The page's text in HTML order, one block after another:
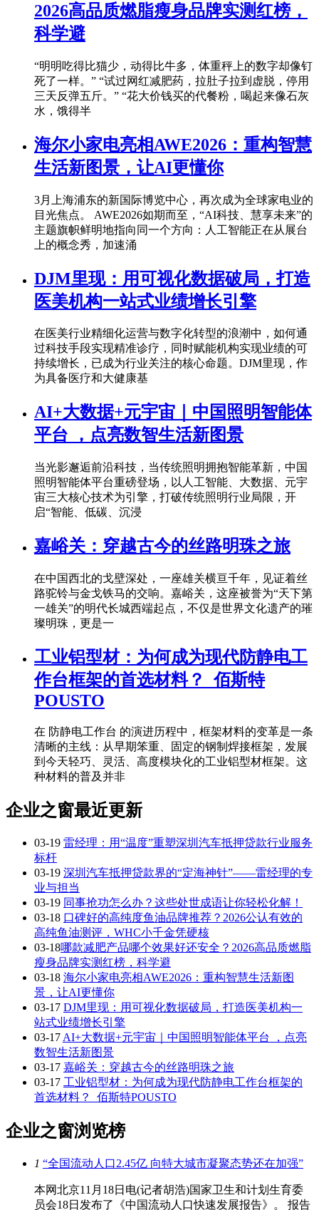
2026高品质燃脂瘦身品牌实测红榜，
科学避
“明明吃得比猫少，动得比牛多，体重秤上的数字却像钉
死了一样。” “试过网红减肥药，拉肚子拉到虚脱，停用
三天反弹五斤。” “花大价钱买的代餐粉，喝起来像石灰
水，饿得半
海尔小家电亮相AWE2026：重构智慧
生活新图景，让AI更懂你
3月上海浦东的新国际博览中心，再次成为全球家电业的
目光焦点。 AWE2026如期而至，“AI科技、慧享未来”的
主题旗帜鲜明地指向同一个方向：人工智能正在从展台
上的概念秀，加速涌
DJM里现：用可视化数据破局，打造
医美机构一站式业绩增长引擎
在医美行业精细化运营与数字化转型的浪潮中，如何通
过科技手段实现精准诊疗，同时赋能机构实现业绩的可
持续增长，已成为行业关注的核心命题。DJM里现，作
为具备医疗和大健康基
AI+大数据+元宇宙｜中国照明智能体
平台 ，点亮数智生活新图景
当光影邂逅前沿科技，当传统照明拥抱智能革新，中国
照明智能体平台重磅登场，以人工智能、大数据、元宇
宙三大核心技术为引擎，打破传统照明行业局限，开
启“智能、低碳、沉浸
嘉峪关：穿越古今的丝路明珠之旅
在中国西北的戈壁深处，一座雄关横亘千年，见证着丝
路驼铃与金戈铁马的交响。嘉峪关，这座被誉为“天下第
一雄关”的明代长城西端起点，不仅是世界文化遗产的璀
璨明珠，更是一
工业铝型材：为何成为现代防静电工
作台框架的首选材料？_佰斯特
POUSTO
在 防静电工作台 的演进历程中，框架材料的变革是一条
清晰的主线：从早期笨重、固定的钢制焊接框架，发展
到今天轻巧、灵活、高度模块化的工业铝型材框架。这
种材料的普及并非
企业之窗最近更新
03-19 雷经理：用“温度”重塑深圳汽车抵押贷款行业服务
标杆
03-19 深圳汽车抵押贷款界的“定海神针”——雷经理的专
业与担当
03-19 同事抢功怎么办？这些处世成语让你轻松化解！
03-18 口碑好的高纯度鱼油品牌推荐？2026公认有效的
高纯鱼油测评，WHC小千金凭硬核
03-18​哪款减肥产品哪个效果好还安全？2026高品质燃脂
瘦身品牌实测红榜，科学避
03-18 海尔小家电亮相AWE2026：重构智慧生活新图
景，让AI更懂你
03-17 DJM里现：用可视化数据破局，打造医美机构一
站式业绩增长引擎
03-17 AI+大数据+元宇宙｜中国照明智能体平台 ，点亮
数智生活新图景
03-17 嘉峪关：穿越古今的丝路明珠之旅
03-17 工业铝型材：为何成为现代防静电工作台框架的
首选材料？_佰斯特POUSTO
企业之窗浏览榜
1 “全国流动人口2.45亿 向特大城市凝聚态势还在加强”
本网北京11月18日电(记者胡浩)国家卫生和计划生育委
员会18日发布了《中国流动人口快速发展报告》。 报告